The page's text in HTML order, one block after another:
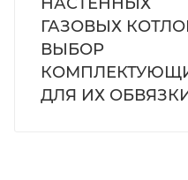
ГАЗОВЫХ
ВЫБОР
ДЛЯ ИХ